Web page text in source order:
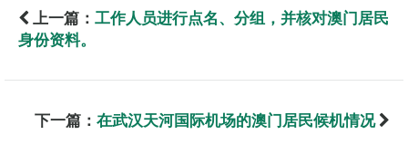
上一篇： 工作人员进行点名、分组，并核对澳门居民
身份资料。
下一篇： 在武汉天河国际机场的澳门居民候机情况